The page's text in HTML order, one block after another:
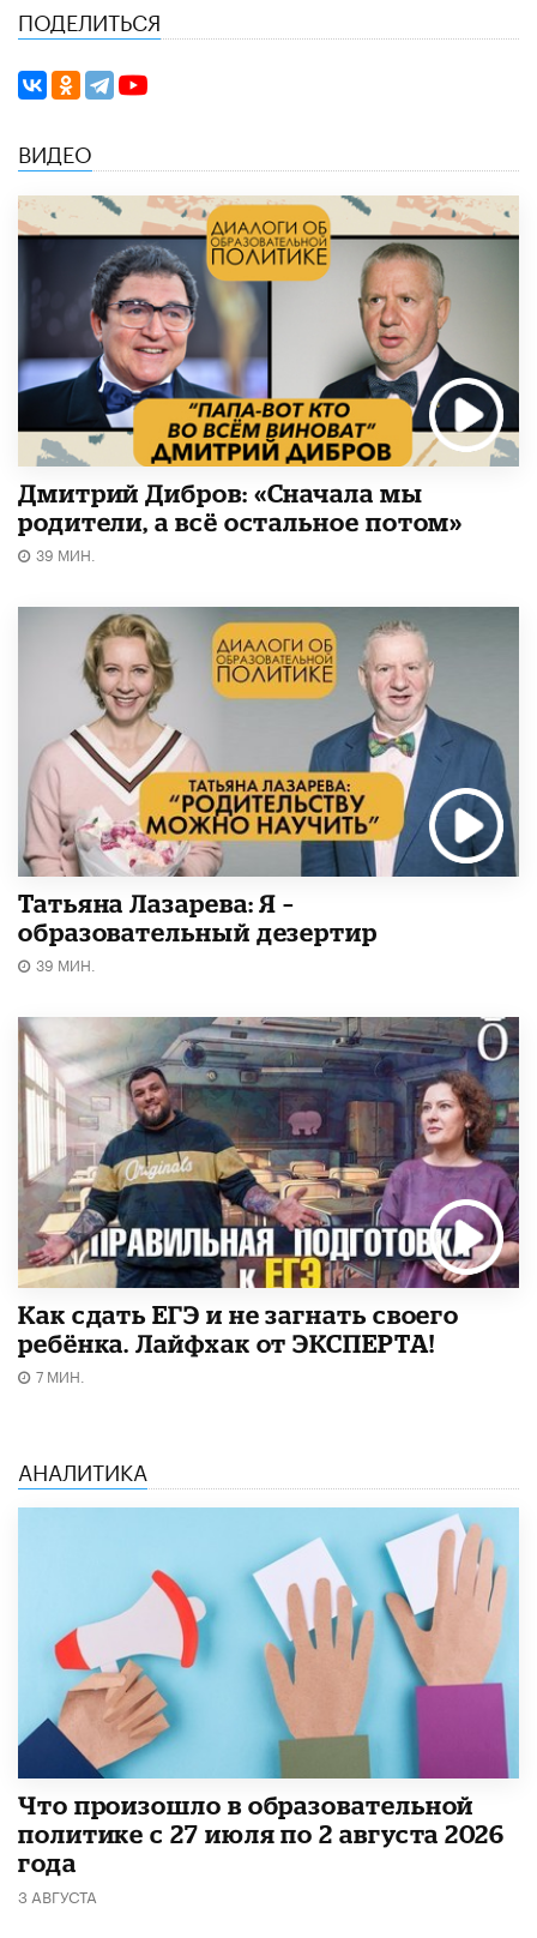
ПОДЕЛИТЬСЯ
ВИДЕО
Дмитрий Дибров: «Сначала мы
родители, а всё остальное потом»
39 МИН.
Татьяна Лазарева: Я –
образовательный дезертир
39 МИН.
​Как сдать ЕГЭ и не загнать своего
ребёнка. Лайфхак от ЭКСПЕРТА!
7 МИН.
АНАЛИТИКА
​Что произошло в образовательной
политике с 27 июля по 2 августа 2026
года
3 АВГУСТА